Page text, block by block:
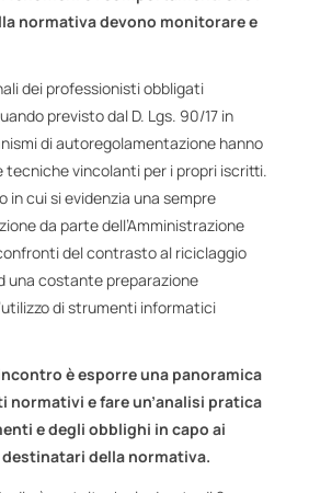
normativa devono monitorare e
dei professionisti obbligati
previsto dal D. Lgs. 90/17 in
di autoregolamentazione hanno
tecniche vincolanti per i propri iscritti.
in cui si evidenzia una sempre
da parte dell’Amministrazione
del contrasto al riciclaggio
una costante preparazione
di strumenti informatici
è esporre una panoramica
normativi e fare un’analisi pratica
e degli obblighi in capo ai
della normativa.